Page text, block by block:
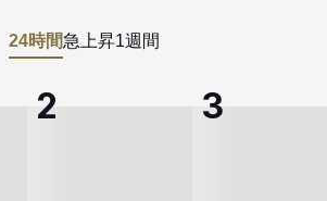
24時間急上昇1週間